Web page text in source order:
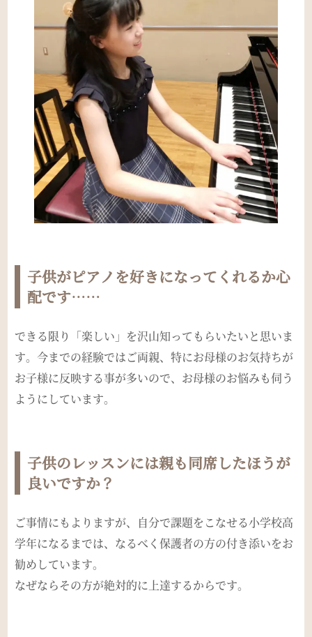
子供がピアノを好きになってくれるか心
配です……
できる限り「楽しい」を沢山知ってもらいたいと思いま
す。今までの経験ではご両親、特にお母様のお気持ちが
お子様に反映する事が多いので、お母様のお悩みも伺う
ようにしています。
子供のレッスンには親も同席したほうが
良いですか？
ご事情にもよりますが、自分で課題をこなせる小学校高
学年になるまでは、なるべく保護者の方の付き添いをお
勧めしています。
なぜならその方が絶対的に上達するからです。